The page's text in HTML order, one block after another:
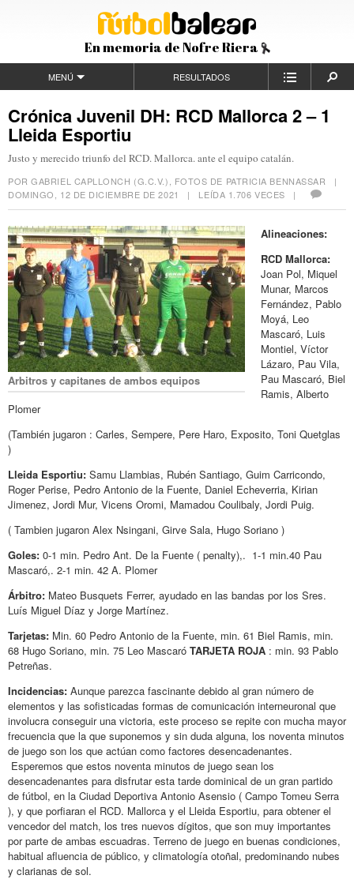
En memoria de Nofre Riera
MENÚ RESULTADOS
Crónica Juvenil DH: RCD Mallorca 2 – 1
Lleida Esportiu
Justo y merecido triunfo del RCD. Mallorca. ante el equipo catalán.
POR GABRIEL CAPLLONCH (G.C.V.), FOTOS DE PATRICIA BENNASSAR |
DOMINGO, 12 DE DICIEMBRE DE 2021
| LEÍDA 1.706 VECES |
Arbitros y capitanes de ambos equipos
Alineaciones:
RCD Mallorca:
Joan Pol, Miquel
Munar, Marcos
Fernández, Pablo
Moyá, Leo
Mascaró, Luis
Montiel, Víctor
Lázaro, Pau Vila,
Pau Mascaró, Biel
Ramis, Alberto
Plomer
(También jugaron : Carles, Sempere, Pere Haro, Exposito, Toni Quetglas
)
Lleida Esportiu: Samu Llambias, Rubén Santiago, Guim Carricondo,
Roger Perise, Pedro Antonio de la Fuente, Daniel Echeverria, Kirian
Jimenez, Jordi Mur, Vicens Oromi, Mamadou Coulibaly, Jordi Puig.
( Tambien jugaron Alex Nsingani, Girve Sala, Hugo Soriano )
Goles: 0-1 min. Pedro Ant. De la Fuente ( penalty),. 1-1 min.40 Pau
Mascaró,. 2-1 min. 42 A. Plomer
Árbitro: Mateo Busquets Ferrer, ayudado en las bandas por los Sres.
Luís Miguel Díaz y Jorge Martínez.
Tarjetas: Min. 60 Pedro Antonio de la Fuente, min. 61 Biel Ramis, min.
68 Hugo Soriano, min. 75 Leo Mascaró TARJETA ROJA : min. 93 Pablo
Petreñas.
Incidencias: Aunque parezca fascinante debido al gran número de
elementos y las sofisticadas formas de comunicación interneuronal que
involucra conseguir una victoria, este proceso se repite con mucha mayor
frecuencia que la que suponemos y sin duda alguna, los noventa minutos
de juego son los que actúan como factores desencadenantes.
Esperemos que estos noventa minutos de juego sean los
desencadenantes para disfrutar esta tarde dominical de un gran partido
de fútbol, en la Ciudad Deportiva Antonio Asensio ( Campo Tomeu Serra
), y que porfiaran el RCD. Mallorca y el Lleida Esportiu, para obtener el
vencedor del match, los tres nuevos dígitos, que son muy importantes
por parte de ambas escuadras. Terreno de juego en buenas condiciones,
habitual afluencia de público, y climatología otoñal, predominando nubes
y clarianas de sol.